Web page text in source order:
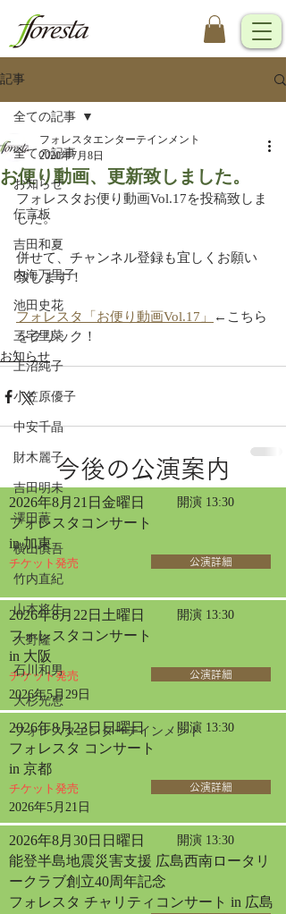
記事
全ての記事
お知らせ
伝言板
吉田和夏
内海万里子
池田史花
三宅里菜
上沼純子
小笠原優子
中安千晶
財木麗子
吉田明未
澤田薫
横山慎吾
竹内直紀
山本将生
大野隆
石川和男
大杉光恵
フォレスタエンターテインメント
全ての記事
お便り動画、更新致しました。
フォレスタエンターテインメント
2020年7月8日
フォレスタお便り動画Vol.17を投稿致しま
した。
併せて、チャンネル登録も宜しくお願い
致します！
フォレスタ「お便り動画Vol.17」
←こちら
をクリック！
お知らせ
今後の公演案内
2026年8月21日金曜日 開演 13:30
フォレスタコンサート
in 加東
チケット発売 公演詳細
2026年8月22日土曜日 開演 13:30
フォレスタコンサート
in 大阪
チケット発売
2026年5月29日
公演詳細
2026年8月23日日曜日 開演 13:30
フォレスタ コンサート
in 京都
チケット発売
2026年5月21日
公演詳細
2026年8月30日日曜日 開演 13:30
能登半島地震災害支援 広島西南ロータリ
ークラブ創立40周年記念
フォレスタ チャリティコンサート in 広島